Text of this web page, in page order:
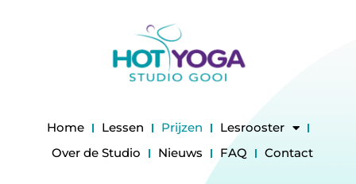
Home Lessen Prijzen
Lesrooster
Over de Studio
Nieuws FAQ Contact